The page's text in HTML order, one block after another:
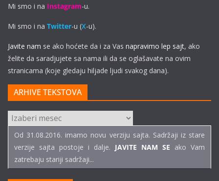
Mi smo i na Instagram-u.
Mi smo i na Twitter-u (X-u).
Javite nam se ako hoćete da i za Vas napravimo lep sajt, ako
želite da saradjujete sa nama ili da se oglašavate na ovim
stranicama (koje gledaju hiljade ljudi svakog dana).
ARHIVE TEKSTOVA
ARHIVE
TEKSTOVA
Od 31.08.2016. imamo novu verziju sajta. Sadržaji iz stare
verzije sajta postoje i dalje. JAVITE NAM SE ako Vam
zatrebaju stariji sadržaji...